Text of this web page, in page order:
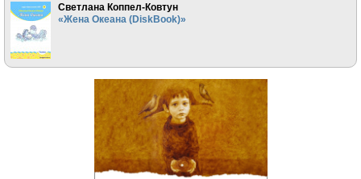
Светлана Коппел-Ковтун
«Жена Океана (DiskBook)»